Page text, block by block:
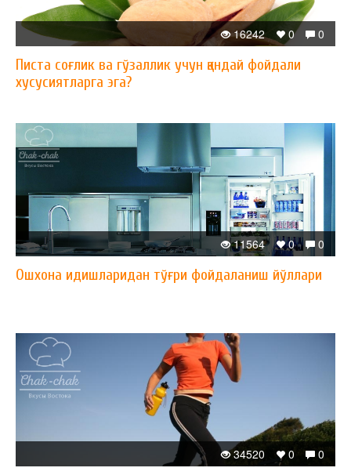
0
0
16242
Писта соғлик ва гўзаллик учун қандай фойдали
хусусиятларга эга?
0
0
11564
Ошхона идишларидан тўғри фойдаланиш йўллари
0
0
34520